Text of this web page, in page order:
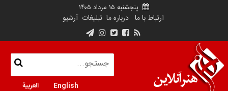
پنجشنبه ۱۵ مرداد ۱۴۰۵
ارتباط با ما درباره ما تبلیغات آرشیو
English العربية